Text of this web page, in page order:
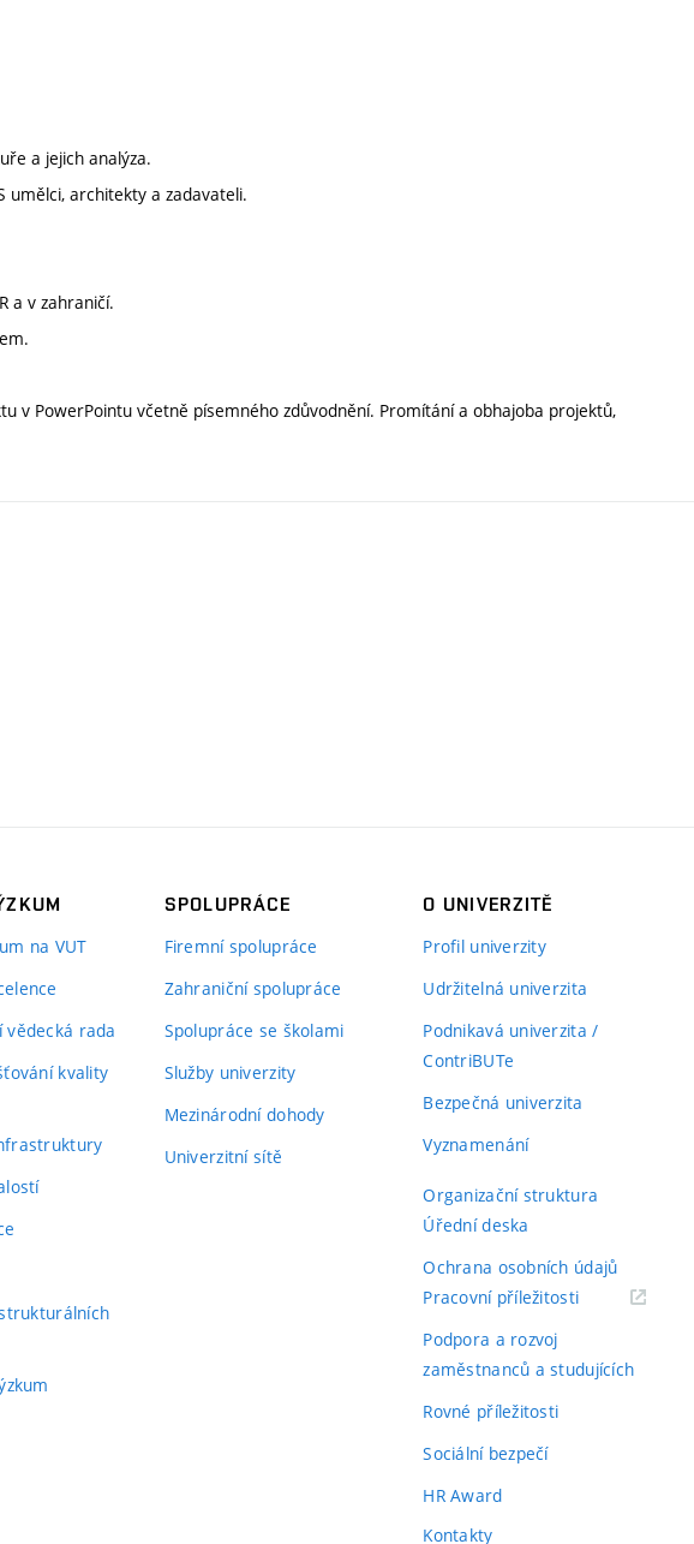
a jejich analýza.
umělci, architekty a zadavateli.
a v zahraničí.
v PowerPointu včetně písemného zdůvodnění. Promítání a obhajoba projektů,
na VUT
vědecká rada
kvality
SPOLUPRÁCE
Firemní spolupráce
Zahraniční spolupráce
Spolupráce se školami
Služby univerzity
Mezinárodní dohody
Univerzitní sítě
O UNIVERZITĚ
Profil univerzity
Udržitelná univerzita
Podnikavá univerzita /
ContriBUTe
Bezpečná univerzita
Vyznamenání
Organizační struktura
Úřední deska
Ochrana osobních údajů
Pracovní příležitosti(externí
Podpora a rozvoj
zaměstnanců a studujících
Rovné příležitosti
Sociální bezpečí
HR Award
Kontakty